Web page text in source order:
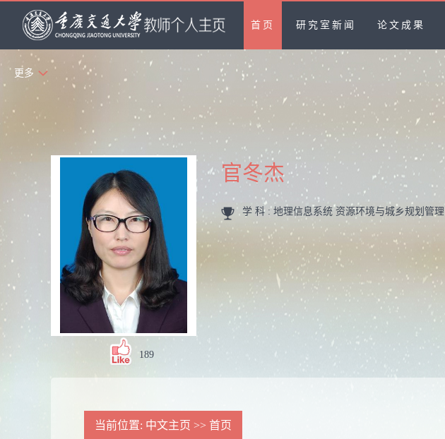
首页 研究室新闻 论文成果
更多
189
官冬杰
学 科 : 地理信息系统 资源环境与城乡规划管理
当前位置: 中文主页 >> 首页